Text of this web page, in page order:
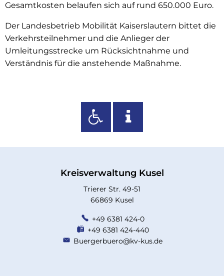
Gesamtkosten belaufen sich auf rund 650.000 Euro.
Der Landesbetrieb Mobilität Kaiserslautern bittet die
Verkehrsteilnehmer und die Anlieger der
Umleitungsstrecke um Rücksichtnahme und
Verständnis für die anstehende Maßnahme.
Kreisverwaltung Kusel
Trierer Str. 49-51
66869 Kusel
+49 6381 424-0
+49 6381 424-440
Buergerbuero@kv-kus.de